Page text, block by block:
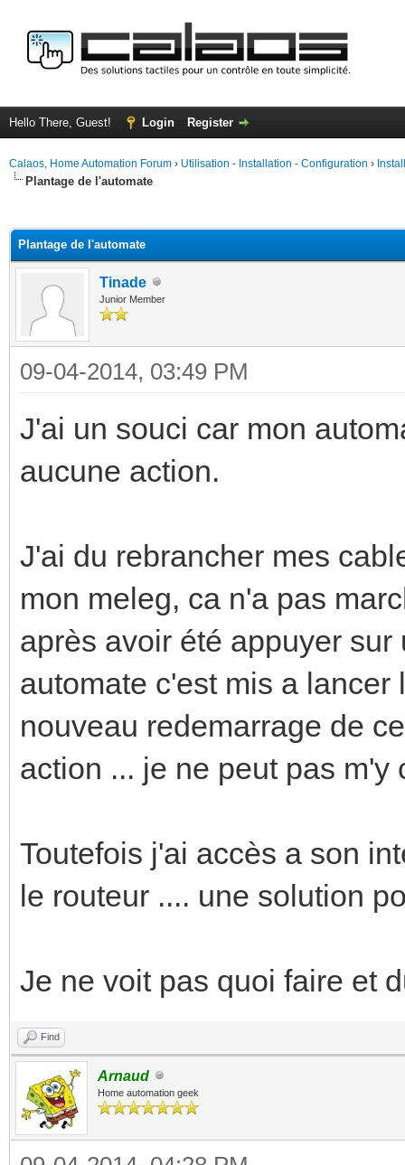
Hello There, Guest! Login Register
Calaos, Home Automation Forum › Utilisation - Installation - Configuration ›
Plantage de l'automate
Plantage de l'automate
Tinade
Junior Member
09-04-2014, 03:49 PM
J'ai un souci car mon
aucune action.
J'ai du rebrancher mes
mon meleg, ca n'a pas
après avoir été appuyer
automate c'est mis a
nouveau redemarrage de
action ... je ne peut pas
Toutefois j'ai accès a son
le routeur .... une solution
Je ne voit pas quoi faire et
Find
Arnaud
Home automation geek